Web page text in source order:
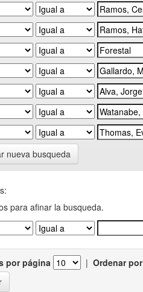
nueva busqueda
para afinar la busqueda.
por página | Ordenar por